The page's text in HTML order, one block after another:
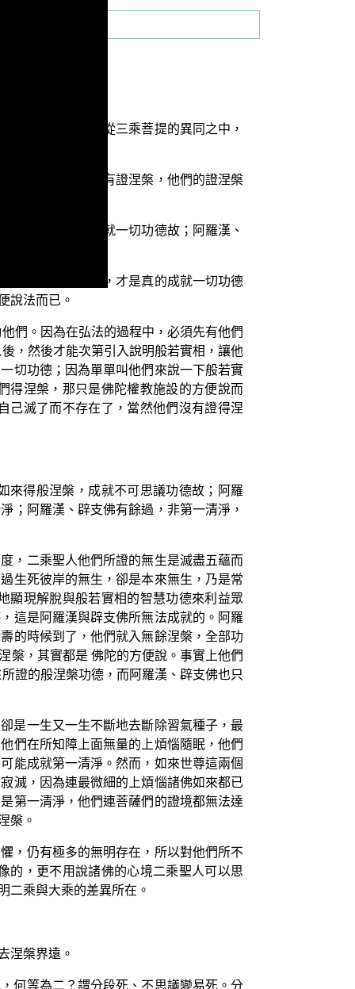
所要說明的，要從三乘菩提的異同之中，
有證得涅槃，沒有證涅槃，他們的證涅槃
，得般涅槃，成就一切功德故；阿羅漢、
是真實得般涅槃，才是真的成就一切功德
說法而已。
們。因為在弘法的過程中，必須先有他們
，然後才能次第引入說明般若實相，讓他
切功德；因為單單叫他們來說一下般若實
得涅槃，那只是佛陀權教施設的方便說而
己滅了而不存在了，當然他們沒有證得涅
來得般涅槃，成就不可思議功德故；阿羅
；阿羅漢、辟支佛有餘過，非第一清淨，
，二乘聖人他們所證的無生是滅盡五蘊而
生死彼岸的無生，卻是本來無生，乃是常
顯現解脫與般若實相的智慧功德來利益眾
這是阿羅漢與辟支佛所無法成就的。阿羅
的時候到了，他們就入無餘涅槃，全部功
槃，其實都是 佛陀的方便說。事實上他們
證的般涅槃功德，而阿羅漢、辟支佛也只
是一生又一生不斷地去斷除習氣種子，最
們在所知障上面無量的上煩惱隨眠，他們
能成就第一清淨。然而，如來世尊這兩個
滅，因為連最微細的上煩惱諸佛如來都已
第一清淨，他們連菩薩們的證境都無法達
槃。
，仍有極多的無明存在，所以對他們所不
的，更不用說諸佛的心境二乘聖人可以思
二乘與大乘的差異所在。
涅槃界遠。
何等為二？謂分段死、不思議變易死。分